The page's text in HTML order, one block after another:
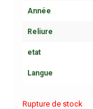
Année
Reliure
etat
Langue
Rupture de stock